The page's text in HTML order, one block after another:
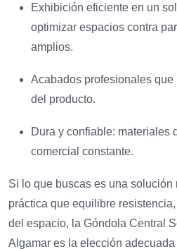
Exhibición eficiente en un
optimizar espacios contra
amplios.
Acabados profesionales
del producto.
Dura y confiable: materiales
comercial constante.
Si lo que buscas es una solución
práctica que equilibre
del espacio, la Góndola Central
Algamar es la elección